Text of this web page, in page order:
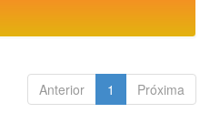
Anterior 1 Próxima